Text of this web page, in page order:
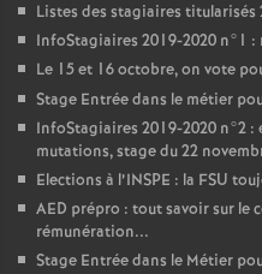
Listes des stagiaires titularisés
InfoStagiaires 2019-2020 n°1
Le 15 et 16 octobre, on vote
Stage Entrée dans le métier
InfoStagiaires 2019-2020 n°2 :
mutations, stage du 22
Elections à l’INSPE : la FSU
AED prépro : tout savoir sur le
rémunération...
Stage Entrée dans le Métier